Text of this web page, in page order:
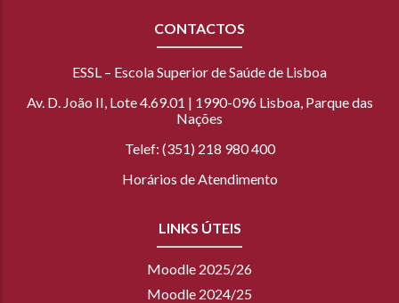
CONTACTOS
ESSL – Escola Superior de Saúde de Lisboa
Av. D. João II, Lote 4.69.01 | 1990-096 Lisboa, Parque das
Nações
Telef: (351) 218 980 400
Horários de Atendimento
LINKS ÚTEIS
Moodle 2025/26
Moodle 2024/25